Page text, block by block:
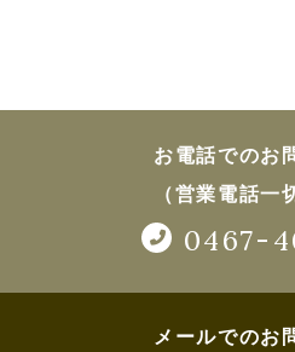
お電話でのお
（営業電話一
0467-
メールでのお